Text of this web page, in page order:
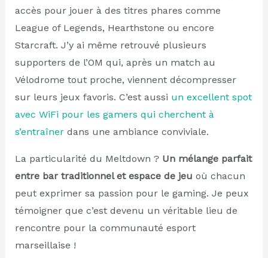
accès pour jouer à des titres phares comme
League of Legends, Hearthstone ou encore
Starcraft. J’y ai même retrouvé plusieurs
supporters de l’OM qui, après un match au
Vélodrome tout proche, viennent décompresser
sur leurs jeux favoris. C’est aussi un excellent spot
avec WiFi pour les gamers qui cherchent à
s’entraînerdans une ambiance conviviale.
La particularité du Meltdown ? Un mélange parfait
entre bar traditionnel et espace de jeu où chacun
peut exprimer sa passion pour le gaming. Je peux
témoigner que c’est devenu un véritable lieu de
rencontre pour la communauté esport
marseillaise !